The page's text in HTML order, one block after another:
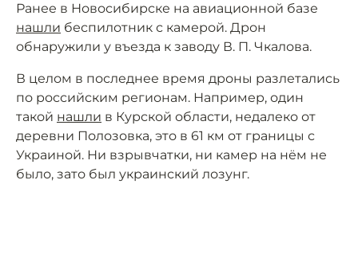
Ранее в Новосибирске на авиационной базе
нашли беспилотник с камерой. Дрон
обнаружили у въезда к заводу В. П. Чкалова.
В целом в последнее время дроны разлетались
по российским регионам. Например, один
такой нашли в Курской области, недалеко от
деревни Полозовка, это в 61 км от границы с
Украиной. Ни взрывчатки, ни камер на нём не
было, зато был украинский лозунг.